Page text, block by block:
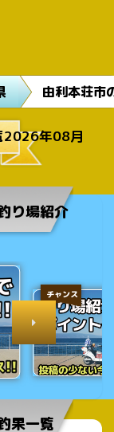
由利本荘市
2026年08月
り場紹介
チャンス
果一覧